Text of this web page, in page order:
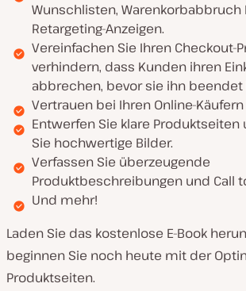
Wunschlisten, Warenkorbabbruch
Retargeting-Anzeigen.
Vereinfachen Sie Ihren Checkout-
verhindern, dass Kunden ihren
abbrechen, bevor sie ihn beendet
Vertrauen bei Ihren Online-
Entwerfen Sie klare Produktseiten
Sie hochwertige Bilder.
Verfassen Sie überzeugende
Produktbeschreibungen und Call
Und mehr!
Laden Sie das kostenlose E-Book
beginnen Sie noch heute mit der
Produktseiten.